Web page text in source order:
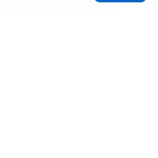
型战斗机深度解析：